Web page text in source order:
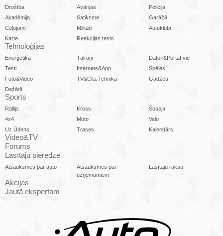
Drošība Avārijas
Policija
Akadēmija
Satiksme
Garāžā
Ceļojumi
Militāri
Autoklubi
Karte
Reakcijas tests
Tehnoloģijas
Enerģētika Tālruņi
Datori&Portatīvie
Testi
Internets&App
Spēles
Foto&Video
TV&Cita Tehnika
Gadžeti
Dažādi
Sports
Rallijs Kross
Šoseja
4x4
Moto
Velo
Uz Ūdens
Trases Kalendārs
Video&TV
Forums
Lasītāju pieredze
Atsauksmes par auto
Atsauksmes par
uzņēmumiem
Lasītāju raksti
Akcijas
Jautā ekspertam